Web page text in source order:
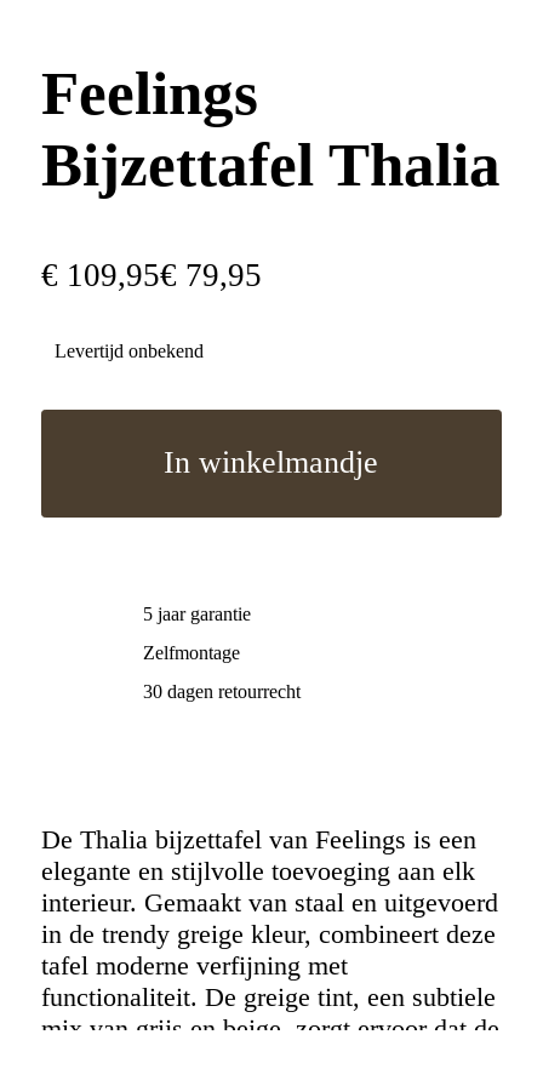
Feelings
Bijzettafel Thalia
€ 109,95€ 79,95
Levertijd onbekend
In winkelmandje
5 jaar garantie
Zelfmontage
30 dagen retourrecht
De Thalia bijzettafel van Feelings is een
elegante en stijlvolle toevoeging aan elk
interieur. Gemaakt van staal en uitgevoerd
in de trendy greige kleur, combineert deze
tafel moderne verfijning met
functionaliteit. De greige tint, een subtiele
mix van grijs en beige, zorgt ervoor dat de